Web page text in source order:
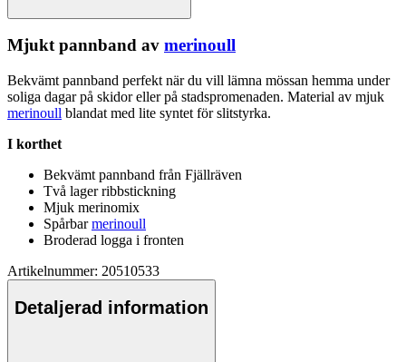
Mjuktpannband av merinoull
Bekvämt pannband perfekt när du vill lämna mössan hemma under
soliga dagar på skidor eller på stadspromenaden. Material av mjuk
merinoull blandat med lite syntet för slitstyrka.
I korthet
Bekvämt pannband från Fjällräven
Två lager ribbstickning
Mjuk merinomix
Spårbarmerinoull
Broderad logga i fronten
Artikelnummer: 20510533
Detaljerad information